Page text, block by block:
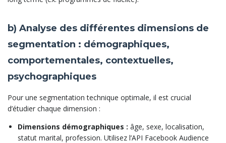
b) Analyse des différentes dimensions de
segmentation : démographiques,
comportementales, contextuelles,
psychographiques
Pour une segmentation technique optimale, il est crucial
d’étudier chaque dimension :
Dimensions démographiques : âge, sexe, localisation,
statut marital, profession. Utilisez l’API Facebook Audience